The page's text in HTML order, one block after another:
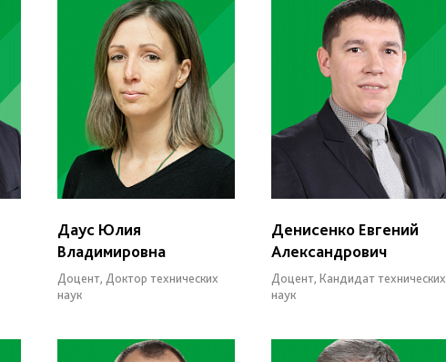
Даус Юлия
Владимировна
Доцент, Доктор технических
наук
Денисенко Евгений
Александрович
Доцент, Кандидат технических
наук